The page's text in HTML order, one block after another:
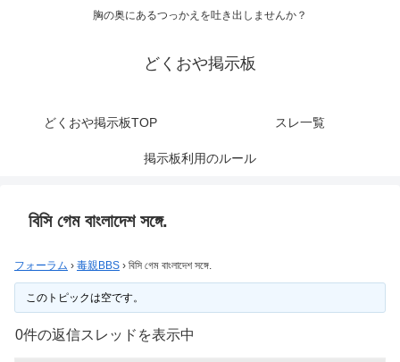
胸の奥にあるつっかえを吐き出しませんか？
どくおや掲示板
どくおや掲示板TOP スレ一覧
掲示板利用のルール
বিসি গেম বাংলাদেশ সঙ্গে.
フォーラム › 毒親BBS › বিসি গেম বাংলাদেশ সঙ্গে.
このトピックは空です。
0件の返信スレッドを表示中